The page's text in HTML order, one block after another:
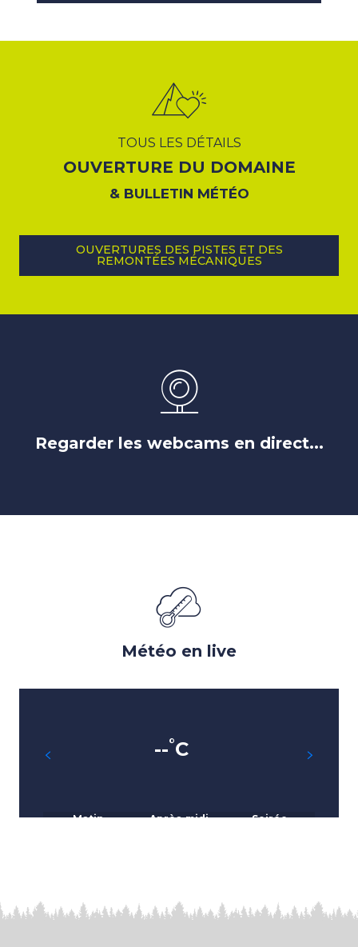
TOUS LES DÉTAILS
OUVERTURE DU DOMAINE
& BULLETIN MÉTÉO
OUVERTURES DES PISTES ET DES
REMONTÉES MÉCANIQUES
Regarder les webcams en direct...
Météo en live
--°C
Matin Après-midi Soirée